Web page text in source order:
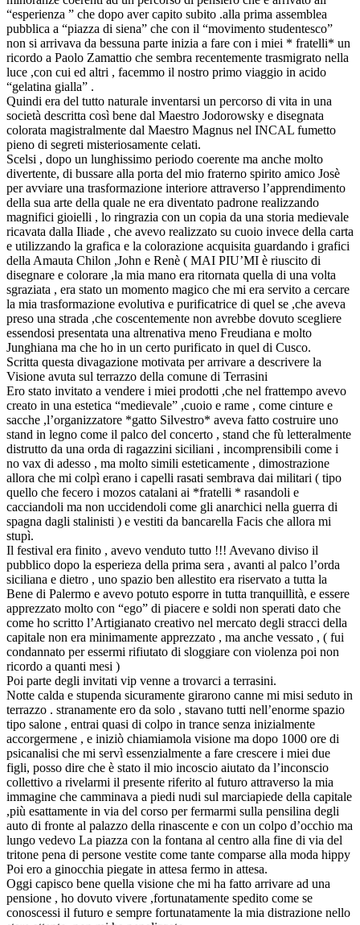
“esperienza ” che dopo aver capito subito .alla prima assemblea
pubblica a “piazza di siena” che con il “movimento studentesco”
non si arrivava da bessuna parte inizia a fare con i miei * fratelli* un
ricordo a Paolo Zamattio che sembra recentemente trasmigrato nella
luce ,con cui ed altri , facemmo il nostro primo viaggio in acido
“gelatina gialla” .
Quindi era del tutto naturale inventarsi un percorso di vita in una
società descritta così bene dal Maestro Jodorowsky e disegnata
colorata magistralmente dal Maestro Magnus nel INCAL fumetto
pieno di segreti misteriosamente celati.
Scelsi , dopo un lunghissimo periodo coerente ma anche molto
divertente, di bussare alla porta del mio fraterno spirito amico Josè
per avviare una trasformazione interiore attraverso l’apprendimento
della sua arte della quale ne era diventato padrone realizzando
magnifici gioielli , lo ringrazia con un copia da una storia medievale
ricavata dalla Iliade , che avevo realizzato su cuoio invece della carta
e utilizzando la grafica e la colorazione acquisita guardando i grafici
della Amauta Chilon ,John e Renè ( MAI PIU’MI è riuscito di
disegnare e colorare ,la mia mano era ritornata quella di una volta
sgraziata , era stato un momento magico che mi era servito a cercare
la mia trasformazione evolutiva e purificatrice di quel se ,che aveva
preso una strada ,che coscentemente non avrebbe dovuto scegliere
essendosi presentata una altrenativa meno Freudiana e molto
Junghiana ma che ho in un certo purificato in quel di Cusco.
Scritta questa divagazione motivata per arrivare a descrivere la
Visione avuta sul terrazzo della comune di Terrasini
Ero stato invitato a vendere i miei prodotti ,che nel frattempo avevo
creato in una estetica “medievale” ,cuoio e rame , come cinture e
sacche ,l’organizzatore *gatto Silvestro* aveva fatto costruire uno
stand in legno come il palco del concerto , stand che fù letteralmente
distrutto da una orda di ragazzini siciliani , incomprensibili come i
no vax di adesso , ma molto simili esteticamente , dimostrazione
allora che mi colpì erano i capelli rasati sembrava dai militari ( tipo
quello che fecero i mozos catalani ai *fratelli * rasandoli e
cacciandoli ma non uccidendoli come gli anarchici nella guerra di
spagna dagli stalinisti ) e vestiti da bancarella Facis che allora mi
stupì.
Il festival era finito , avevo venduto tutto !!! Avevano diviso il
pubblico dopo la esperieza della prima sera , avanti al palco l’orda
siciliana e dietro , uno spazio ben allestito era riservato a tutta la
Bene di Palermo e avevo potuto esporre in tutta tranquillità, e essere
apprezzato molto con “ego” di piacere e soldi non sperati dato che
come ho scritto l’Artigianato creativo nel mercato degli stracci della
capitale non era minimamente apprezzato , ma anche vessato , ( fui
condannato per essermi rifiutato di sloggiare con violenza poi non
ricordo a quanti mesi )
Poi parte degli invitati vip venne a trovarci a terrasini.
Notte calda e stupenda sicuramente girarono canne mi misi seduto in
terrazzo . stranamente ero da solo , stavano tutti nell’enorme spazio
tipo salone , entrai quasi di colpo in trance senza inizialmente
accorgermene , e iniziò chiamiamola visione ma dopo 1000 ore di
psicanalisi che mi servì essenzialmente a fare crescere i miei due
figli, posso dire che è stato il mio incoscio aiutato da l’inconscio
collettivo a rivelarmi il presente riferito al futuro attraverso la mia
immagine che camminava a piedi nudi sul marciapiede della capitale
,più esattamente in via del corso per fermarmi sulla pensilina degli
auto di fronte al palazzo della rinascente e con un colpo d’occhio ma
lungo vedevo La piazza con la fontana al centro alla fine di via del
tritone pena di persone vestite come tante comparse alla moda hippy
Poi ero a ginocchia piegate in attesa fermo in attesa.
Oggi capisco bene quella visione che mi ha fatto arrivare ad una
pensione , ho dovuto vivere ,fortunatamente spedito come se
conoscessi il futuro e sempre fortunatamente la mia distrazione nello